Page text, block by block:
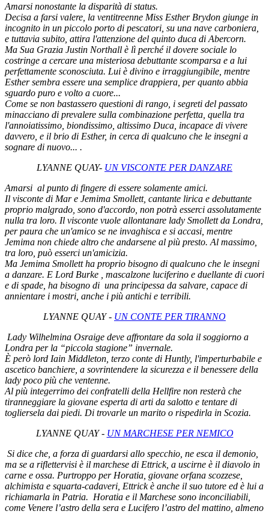
Amarsi nonostante la disparità di status.
Decisa a farsi valere, la ventitreenne Miss Esther Brydon giunge in
incognito in un piccolo porto di pescatori, su una nave carboniera,
e tuttavia subito, attira l'attenzione del quinto duca di Abercorn.
Ma Sua Grazia Justin Northall è lì perché il dovere sociale lo
costringe a cercare una misteriosa debuttante scomparsa e a lui
perfettamente sconosciuta. Lui è divino e irraggiungibile, mentre
Esther sembra essere una semplice drappiera, per quanto abbia
sguardo puro e volto a cuore...
Come se non bastassero questioni di rango, i segreti del passato
minacciano di prevalere sulla combinazione perfetta, quella tra
l'annoiatissimo, biondissimo, altissimo Duca, incapace di vivere
davvero, e il brio di Esther, in cerca di qualcuno che le insegni a
sognare di nuovo... .
LYANNE QUAY- UN VISCONTE PER DANZARE
Amarsi al punto di fingere di essere solamente amici.
Il visconte di Mar e Jemima Smollett, cantante lirica e debuttante
proprio malgrado, sono d'accordo, non potrà esserci assolutamente
nulla tra loro. Il visconte vuole allontanare lady Smollett da Londra,
per paura che un'amico se ne invaghisca e si accasi, mentre
Jemima non chiede altro che andarsene al più presto. Al massimo,
tra loro, può esserci un'amicizia.
Ma Jemima Smollett ha proprio bisogno di qualcuno che le insegni
a danzare. E Lord Burke , mascalzone luciferino e duellante di cuori
e di spade, ha bisogno di una principessa da salvare, capace di
annientare i mostri, anche i più antichi e terribili.
LYANNE QUAY - UN CONTE PER TIRANNO
Lady Wilhelmina Osraige deve affrontare da sola il soggiorno a
Londra per la “piccola stagione” invernale.
È però lord Iain Middleton, terzo conte di Huntly, l'imperturbabile e
ascetico banchiere, a sovrintendere la sicurezza e il benessere della
lady poco più che ventenne.
Al più integerrimo dei confratelli della Hellfire non resterà che
tiranneggiare la giovane esperta di arti da salotto e tentare di
togliersela dai piedi. Di trovarle un marito o rispedirla in Scozia.
LYANNE QUAY - UN MARCHESE PER NEMICO
Si dice che, a forza di guardarsi allo specchio, ne esca il demonio,
ma se a riflettervisi è il marchese di Ettrick, a uscirne è il diavolo in
carne e ossa. Purtroppo per Horatia, giovane orfana scozzese,
alchimista e squarta-cadaveri, Ettrick è anche il suo tutore ed è lui a
richiamarla in Patria. Horatia e il Marchese sono inconciliabili,
come Venere l’astro della sera e Lucifero l’astro del mattino, almeno